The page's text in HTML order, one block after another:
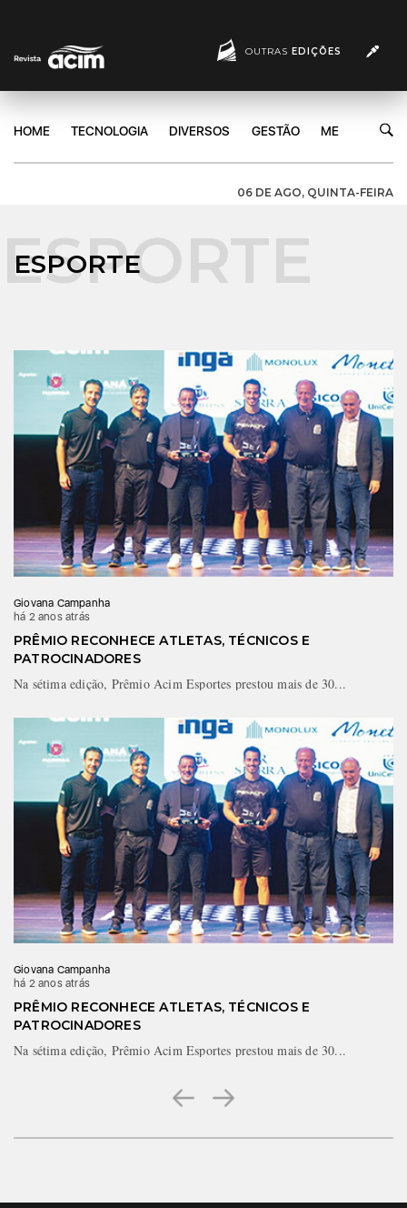
OUTRAS EDIÇÕES
HOME TECNOLOGIA DIVERSOS GESTÃO MERCADO
06 DE AGO, QUINTA-FEIRA
ESPORTE
Giovana Campanha
há 2 anos atrás
PRÊMIO RECONHECE ATLETAS, TÉCNICOS E
PATROCINADORES
Na sétima edição, Prêmio Acim Esportes prestou mais de 30...
Giovana Campanha
há 2 anos atrás
PRÊMIO RECONHECE ATLETAS, TÉCNICOS E
PATROCINADORES
Na sétima edição, Prêmio Acim Esportes prestou mais de 30...